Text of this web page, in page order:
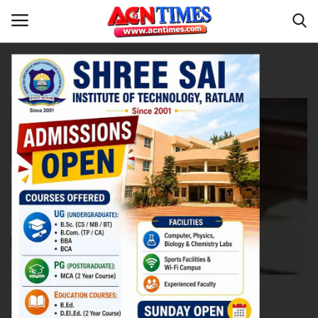
Home
Contact
नीर_का_तीर
मध्यप्रदेश
देश
विदेश
उत्तर प्रदेश
Tag:Dr. Murlidhar Chandniwala
कला-साहित्य